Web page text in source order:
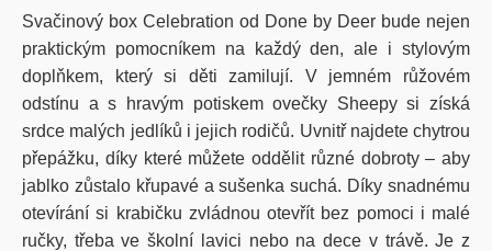
Svačinový box Celebration od Done by Deer bude nejen
praktickým pomocníkem na každý den, ale i stylovým
doplňkem, který si děti zamilují. V jemném růžovém
odstínu a s hravým potiskem ovečky Sheepy si získá
srdce malých jedlíků i jejich rodičů. Uvnitř najdete chytrou
přepážku, díky které můžete oddělit různé dobroty – aby
jablko zůstalo křupavé a sušenka suchá. Díky snadnému
otevírání si krabičku zvládnou otevřít bez pomoci i malé
ručky, třeba ve školní lavici nebo na dece v trávě. Je z